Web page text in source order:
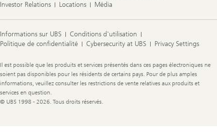
Investor Relations
Locations Média
Informations sur UBS
Conditions d'utilisation
Politique de confidentialité
Cybersecurity at UBS Privacy Settings
Legal
Information
Il est possible que les produits et services présentés dans ces pages électroniques ne
soient pas disponibles pour les résidents de certains pays. Pour de plus amples
informations, veuillez consulter les restrictions de vente relatives aux produits et
services en question.
© UBS 1998 - 2026. Tous droits réservés.